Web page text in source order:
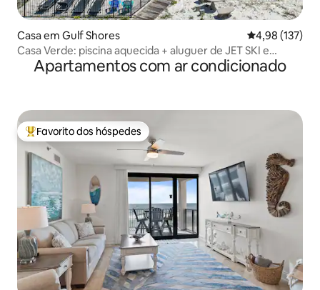
Casa em Gulf Shores Classificação
4,98 (137)
Casa Verde: piscina aquecida + aluguer de JET SKI e
pontão
Apartamentos com ar condicionado
Favoritos dos hóspedes mais apreciados
Favorito dos hóspedes